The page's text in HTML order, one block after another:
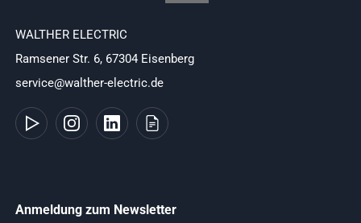
WALTHER ELECTRIC
Ramsener Str. 6, 67304 Eisenberg
service@walther-electric.de
Anmeldung zum Newsletter